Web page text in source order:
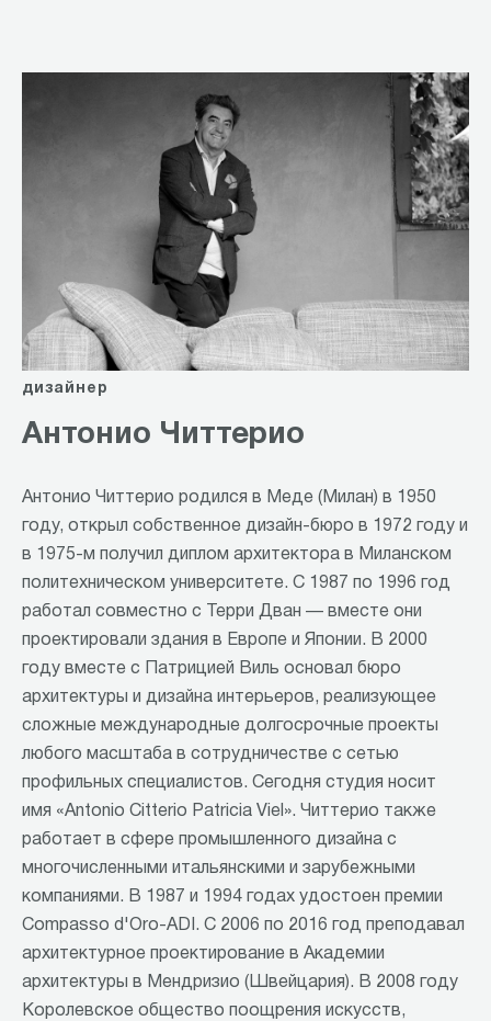
дизайнер
Антонио Читтерио
Антонио Читтерио родился в Меде (Милан) в 1950
году, открыл собственное дизайн-бюро в 1972 году и
в 1975-м получил диплом архитектора в Миланском
политехническом университете. С 1987 по 1996 год
работал совместно с Терри Дван — вместе они
проектировали здания в Европе и Японии. В 2000
году вместе с Патрицией Виль основал бюро
архитектуры и дизайна интерьеров, реализующее
сложные международные долгосрочные проекты
любого масштаба в сотрудничестве с сетью
профильных специалистов. Сегодня студия носит
имя «Antonio Citterio Patricia Viel». Читтерио также
работает в сфере промышленного дизайна с
многочисленными итальянскими и зарубежными
компаниями. В 1987 и 1994 годах удостоен премии
Compasso d'Oro-ADI. С 2006 по 2016 год преподавал
архитектурное проектирование в Академии
архитектуры в Мендризио (Швейцария). В 2008 году
Королевское общество поощрения искусств,